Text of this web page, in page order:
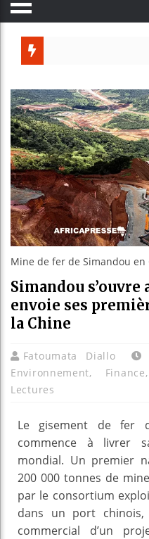
Mine de fer de Simandou en
Simandou s’ouvre
envoie ses
la Chine
Fatoumata Diallo
Environnement, Finance
Lectures
Le gisement de fer
commence à livrer
mondial. Un premier
200 000 tonnes de
par le consortium
dans un port chinois,
commercial d’un